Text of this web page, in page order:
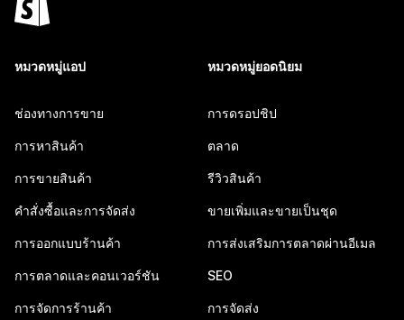
หมวดหมู่แอป
ช่องทางการขาย
การหาสินค้า
การขายสินค้า
คำสั่งซื้อและการจัดส่ง
การออกแบบร้านค้า
การตลาดและคอนเวอร์ชัน
การจัดการร้านค้า
หมวดหมู่ยอดนิยม
การดรอปชิป
ตลาด
รีวิวสินค้า
ขายเพิ่มและขายเป็นชุด
การส่งเสริมการตลาดผ่านอีเมล
SEO
การจัดส่ง